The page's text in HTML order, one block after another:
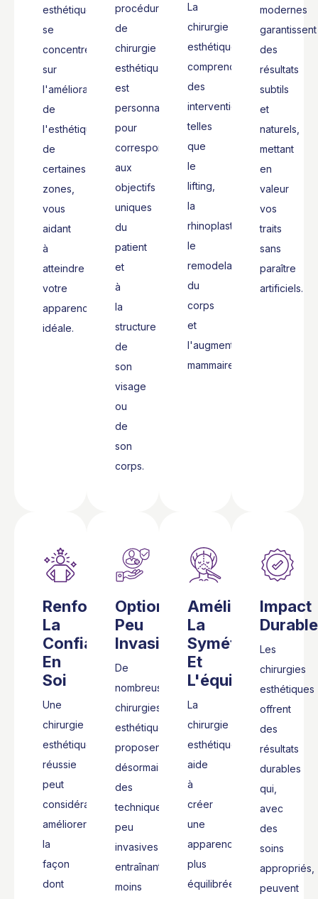
esthétique
se
concentre
sur
l'amélioration
de
l'esthétique
de
certaines
zones,
vous
aidant
à
atteindre
votre
apparence
idéale.
procédure
de
chirurgie
esthétique
est
personnalisée
pour
correspondre
aux
objectifs
uniques
du
patient
et
à
la
structure
de
son
visage
ou
de
son
corps.
La
chirurgie
esthétique
comprend
des
interventions
telles
que
le
lifting,
la
rhinoplastie,
le
remodelage
du
corps
et
l'augmentation
mammaire.
modernes
garantissent
des
résultats
subtils
et
naturels,
mettant
en
valeur
vos
traits
sans
paraître
artificiels.
Renforce
La
Confiance
En
Soi
Une
chirurgie
esthétique
réussie
peut
considérablement
améliorer
la
façon
dont
Options
Peu
Invasives
De
nombreuses
chirurgies
esthétiques
proposent
désormais
des
techniques
peu
invasives,
entraînant
moins
Améliore
La
Symétrie
Et
L'équilibre
La
chirurgie
esthétique
aide
à
créer
une
apparence
plus
équilibrée
Impact
Durable
Les
chirurgies
esthétiques
offrent
des
résultats
durables
qui,
avec
des
soins
appropriés,
peuvent